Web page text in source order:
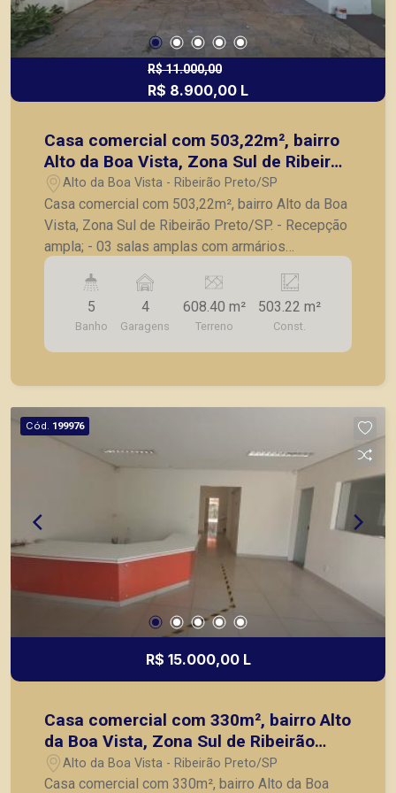
R$ 11.000,00
R$ 8.900,00 L
Casa comercial com 503,22m², bairro
Alto da Boa Vista, Zona Sul de Ribeirão
Preto/SP.
Alto da Boa Vista - Ribeirão Preto/SP
Casa comercial com 503,22m², bairro Alto da Boa
Vista, Zona Sul de Ribeirão Preto/SP. - Recepção
ampla; - 03 salas amplas com armários
embutidos; - Mezanino amplo; - 06 quartos,
sendo 03 suítes com armários embutidos; -
Amplo quintal com área de lazer; - Piscina; -
Sauna; - 02 banheiros; - Despensa; - 04 vagas de
garagens. A Piramid tem como objetivo atender
mesmo nos principais lançamentos da cidade de
Ribeirão Preto.
5
Banho
4
Garagens
608.40 m²
Terreno
503.22 m²
Const.
Cód. 199976
R$ 15.000,00 L
Casa comercial com 330m², bairro Alto
da Boa Vista, Zona Sul de Ribeirão
Preto/SP.
Alto da Boa Vista - Ribeirão Preto/SP
Casa comercial com 330m², bairro Alto da Boa